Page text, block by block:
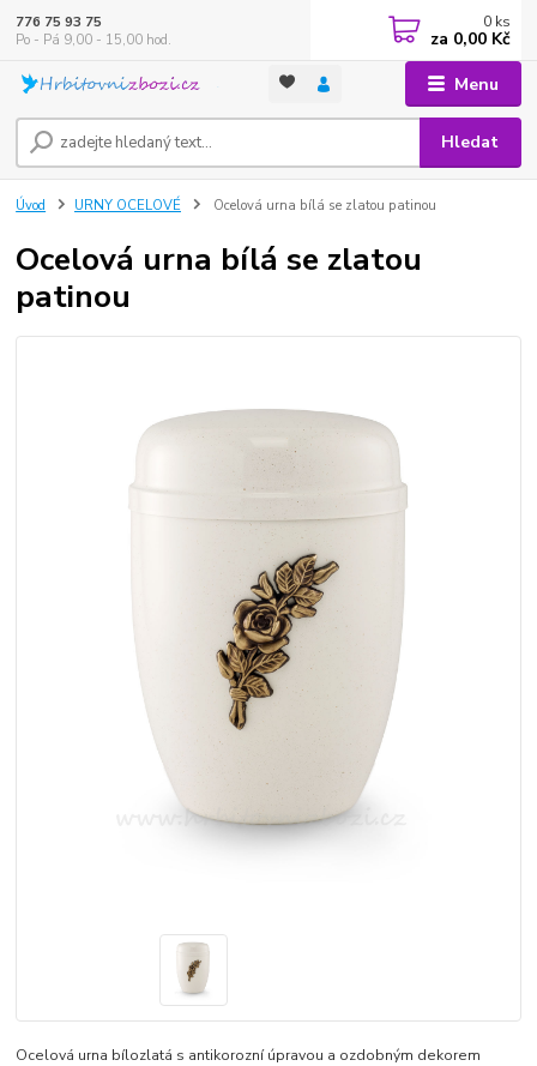
Menu
Hledat
776 75 93 75
Po - Pá 9,00 - 15,00 hod.
0 ks
za 0,00 Kč
Úvod URNY OCELOVÉ Ocelová urna bílá se zlatou patinou
Ocelová urna bílá se zlatou
patinou
Ocelová urna bílozlatá s antikorozní úpravou a ozdobným dekorem